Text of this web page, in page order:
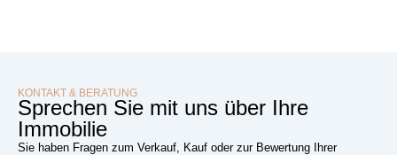
KONTAKT & BERATUNG
Sprechen Sie mit uns über Ihre
Immobilie
Sie haben Fragen zum Verkauf, Kauf oder zur Bewertung Ihrer